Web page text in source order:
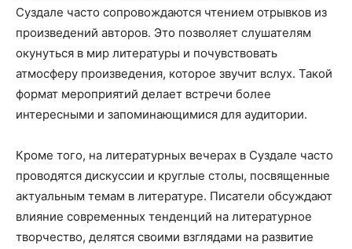
Суздале часто сопровождаются чтением отрывков из
произведений авторов. Это позволяет слушателям
окунуться в мир литературы и почувствовать
атмосферу произведения, которое звучит вслух. Такой
формат мероприятий делает встречи более
интересными и запоминающимися для аудитории.
Кроме того, на литературных вечерах в Суздале часто
проводятся дискуссии и круглые столы, посвященные
актуальным темам в литературе. Писатели обсуждают
влияние современных тенденций на литературное
творчество, делятся своими взглядами на развитие